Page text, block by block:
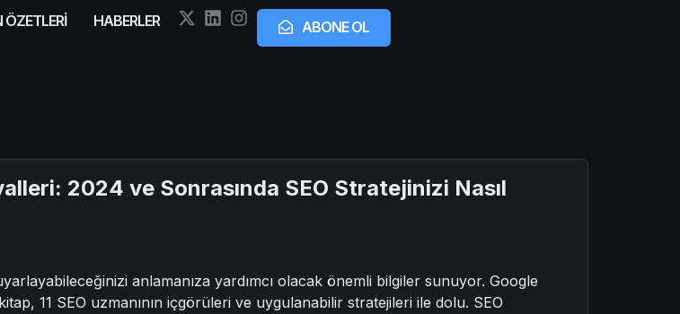
ÖZETLERİ HABERLER ABONE OL
2024 ve Sonrasında SEO Stratejinizi Nasıl
anlamanıza yardımcı olacak önemli bilgiler sunuyor. Google
11 SEO uzmanının içgörüleri ve uygulanabilir stratejileri ile dolu. SEO